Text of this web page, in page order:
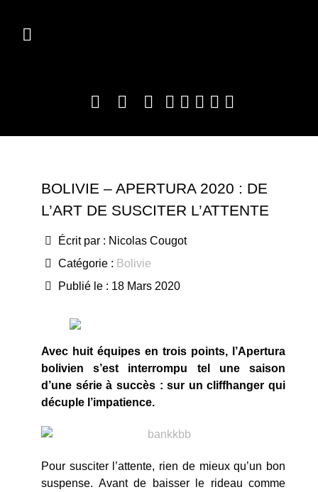
BOLIVIE – APERTURA 2020 : DE
L’ART DE SUSCITER L’ATTENTE
Écrit par : Nicolas Cougot
Catégorie : Bolivie
Publié le : 18 Mars 2020
Avec huit équipes en trois points, l’Apertura
bolivien s’est interrompu tel une saison
d’une série à succès : sur un cliffhanger qui
décuple l’impatience.
Pour susciter l’attente, rien de mieux qu’un bon
suspense. Avant de baisser le rideau comme